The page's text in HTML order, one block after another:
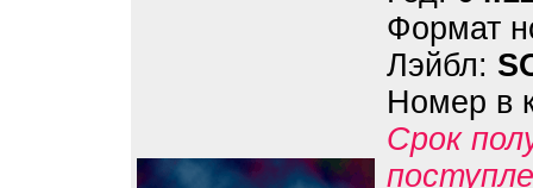
Формат
Лэйбл:
Номер в
Срок